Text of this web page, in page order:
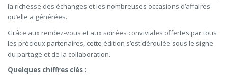
la richesse des échanges et les nombreuses occasions d’affaires
qu’elle a générées.
Grâce aux rendez-vous et aux soirées conviviales offertes par tous
les précieux partenaires, cette édition s’est déroulée sous le signe
du partage et de la collaboration.
Quelques chiffres clés :